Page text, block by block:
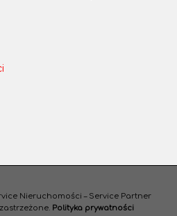
Nieruchomości – Service Partner
Polityka prywatności